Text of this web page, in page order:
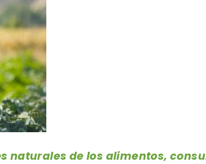
naturales de los alimentos,